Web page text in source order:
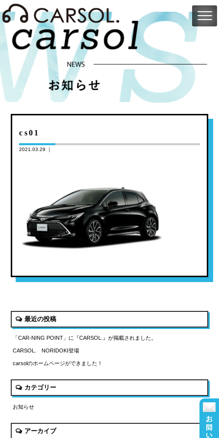
cs01
2021.03.29 ｜
最近の投稿
「CAR-NING POINT」に『CARSOL.』が掲載されました。
CARSOL. NORIDOKI登場
carsolのホームページができました！
カテゴリー
お知らせ
アーカイブ